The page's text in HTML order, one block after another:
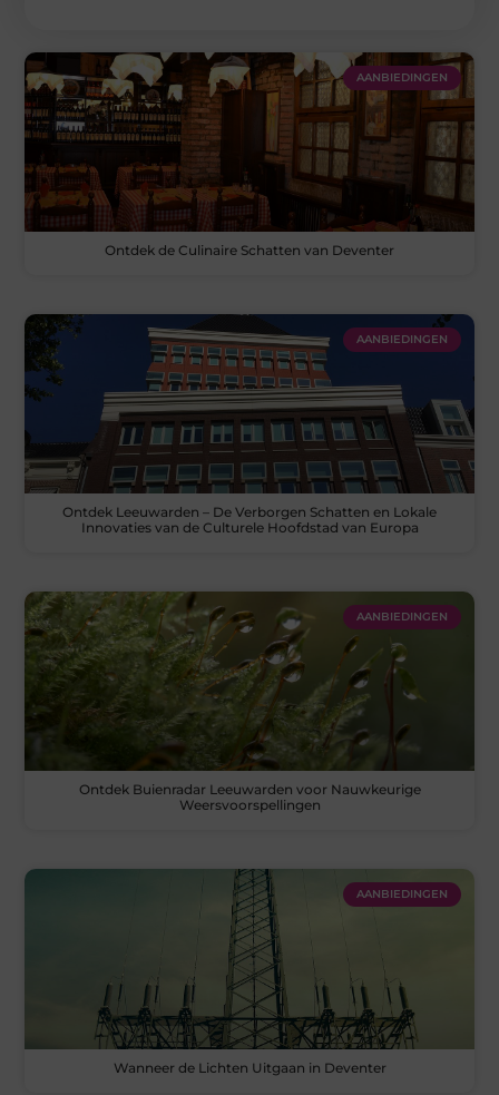
AANBIEDINGEN
Ontdek de Culinaire Schatten van Deventer
AANBIEDINGEN
Ontdek Leeuwarden – De Verborgen Schatten en Lokale
Innovaties van de Culturele Hoofdstad van Europa
AANBIEDINGEN
Ontdek Buienradar Leeuwarden voor Nauwkeurige
Weersvoorspellingen
AANBIEDINGEN
Wanneer de Lichten Uitgaan in Deventer